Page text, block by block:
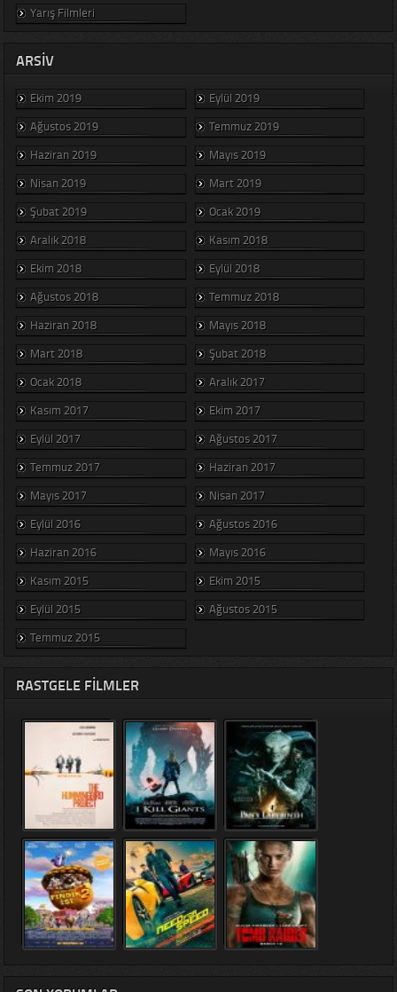
Yarış Filmleri
ARSIV
Ekim 2019
Eylül 2019
Ağustos 2019
Temmuz 2019
Haziran 2019
Mayıs 2019
Nisan 2019
Mart 2019
Şubat 2019
Ocak 2019
Aralık 2018
Kasım 2018
Ekim 2018
Eylül 2018
Ağustos 2018
Temmuz 2018
Haziran 2018
Mayıs 2018
Mart 2018
Şubat 2018
Ocak 2018
Aralık 2017
Kasım 2017
Ekim 2017
Eylül 2017
Ağustos 2017
Temmuz 2017
Haziran 2017
Mayıs 2017
Nisan 2017
Eylül 2016
Ağustos 2016
Haziran 2016
Mayıs 2016
Kasım 2015
Ekim 2015
Eylül 2015
Ağustos 2015
Temmuz 2015
RASTGELE FILMLER